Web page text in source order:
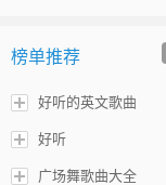
榜单推荐
好听的英文歌曲
好听
广场舞歌曲大全